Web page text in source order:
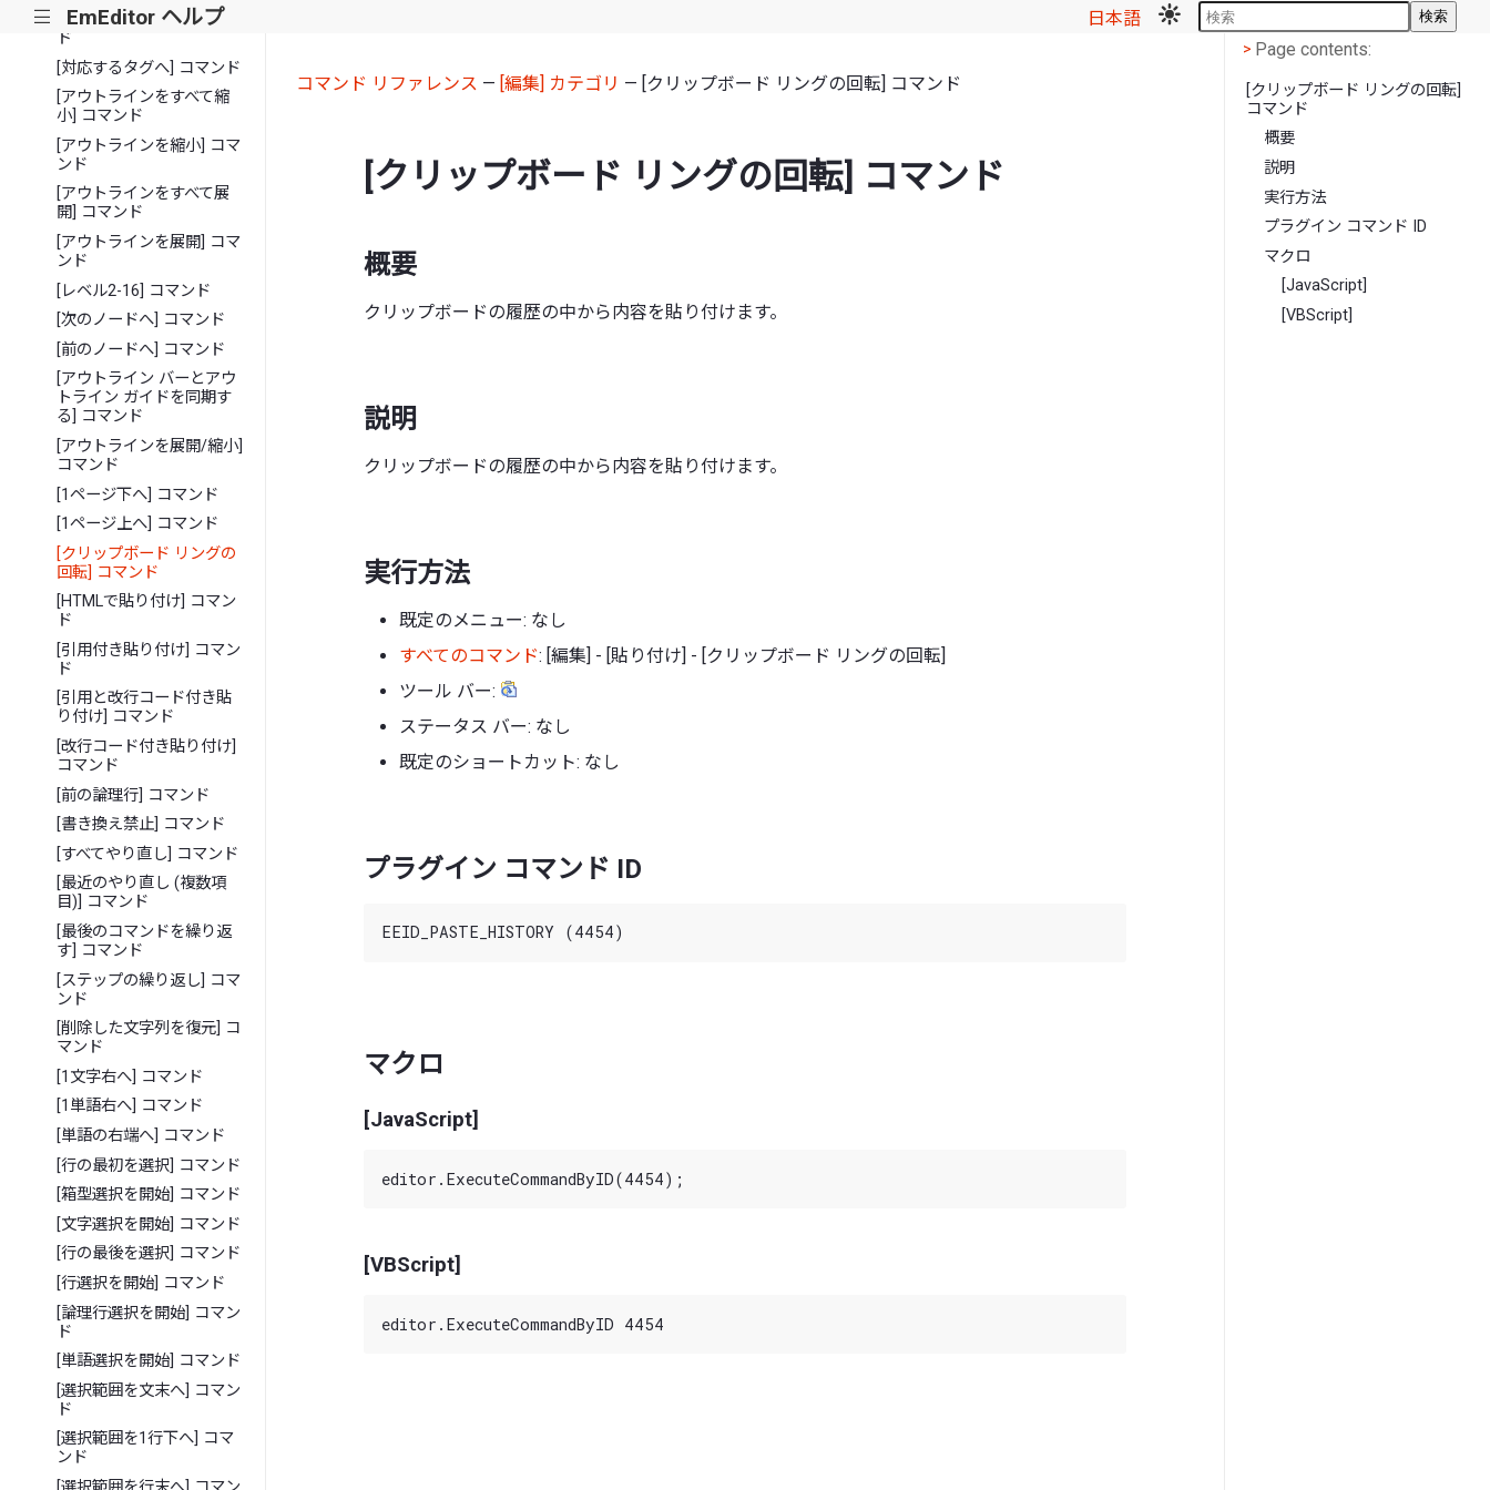
||| EmEditor ヘルプ 日本語 検索
[対応するかっこへ] コマン
ド
[対応するタグへ] コマンド
[アウトラインをすべて縮
小] コマンド
[アウトラインを縮小] コマ
ンド
[アウトラインをすべて展
開] コマンド
[アウトラインを展開] コマ
ンド
[レベル2-16] コマンド
[次のノードへ] コマンド
[前のノードへ] コマンド
[アウトライン バーとアウ
トライン ガイドを同期す
る] コマンド
[アウトラインを展開/縮小]
コマンド
[1ページ下へ] コマンド
[1ページ上へ] コマンド
[クリップボード リングの
回転] コマンド
[HTMLで貼り付け] コマン
ド
[引用付き貼り付け] コマン
ド
[引用と改行コード付き貼
り付け] コマンド
[改行コード付き貼り付け]
コマンド
[前の論理行] コマンド
[書き換え禁止] コマンド
[すべてやり直し] コマンド
[最近のやり直し (複数項
目)] コマンド
[最後のコマンドを繰り返
す] コマンド
[ステップの繰り返し] コマ
ンド
[削除した文字列を復元] コ
マンド
[1文字右へ] コマンド
[1単語右へ] コマンド
[単語の右端へ] コマンド
[行の最初を選択] コマンド
[箱型選択を開始] コマンド
[文字選択を開始] コマンド
[行の最後を選択] コマンド
[行選択を開始] コマンド
[論理行選択を開始] コマン
ド
[単語選択を開始] コマンド
[選択範囲を文末へ] コマン
ド
[選択範囲を1行下へ] コマ
ンド
コマンド リファレンス — [編集] カテゴリ — [クリップボード リングの回転] コマンド
[クリップボード リングの回転] コマンド
概要
クリップボードの履歴の中から内容を貼り付けます。
説明
クリップボードの履歴の中から内容を貼り付けます。
実行方法
既定のメニュー: なし
すべてのコマンド: [編集] - [貼り付け] - [クリップボード リングの回転]
ツール バー:
ステータス バー: なし
既定のショートカット: なし
プラグイン コマンド ID
マクロ
[JavaScript]
[VBScript]
< Page contents
> Page contents:
[クリップボード リングの回転]
コマンド
概要
説明
実行方法
プラグイン コマンド ID
マクロ
[JavaScript]
[VBScript]